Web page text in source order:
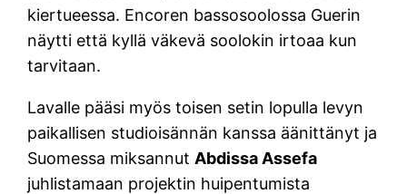
kiertueessa. Encoren bassosoolossa Guerin
näytti että kyllä väkevä soolokin irtoaa kun
tarvitaan.
Lavalle pääsi myös toisen setin lopulla levyn
paikallisen studioisännän kanssa äänittänyt ja
Suomessa miksannut Abdissa Assefa
juhlistamaan projektin huipentumista